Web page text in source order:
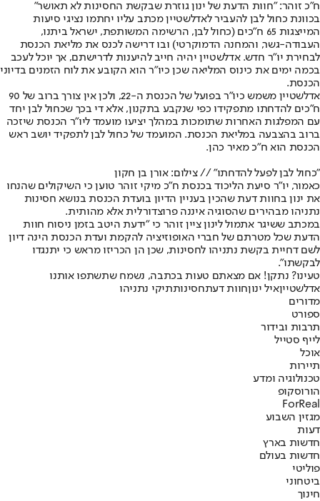
ח"כ זוהר: "חוות הדעת של ינון גוזרת שבקשת החסינות לא תאושר"
בכוונת כחול לבן להעביר לאדלשטיין מכתב עליו יחתמו נציגי סיעות
המייצגות 65 ח"כים (כחול לבן, הרשימה המשותפת, ישראל ביתנו,
העבודה-גשר, והמחנה הדמוקרטי) ובו דרישה לכנס את מליאת הכנסת
לבחירת יו"ר חדש. אדלשטיין יהיה חייב להיענות לדרישתם, אך יוכל לעכב
בכמה ימים את כינוס המליאה שכן כיו"ר הוא הקובע את לוח הזמנים בדיוני
הכנסת.
אדלשטיין משמש כיו"ר בפועל של הכנסת ה-22, ולכן אין צורך ברוב של 90
ח"כים להדחתו מתפקידו כפי שנקבע בתקנון, אלא די בכך שכחול לבן יחד
עם המפלגות האחרות שתומכות במהלך יציעו מועמד ליו"ר הכנסת שיזכה
ברוב בהצבעה במליאת הכנסת. המועמד של כחול לבן לתפקיד יושב ראש
הכנסת הוא ח"כ מאיר כהן.
"כחול לבן לפעל להדחתו" // צילום: אורן בן חקון
כאמור, יו"ר סיעת הליכוד בכנסת ח"כ מיקי זוהר טוען כי השיקולים שהנחו
את ינון בחוות דעת שהכין בעניין הדיון בועדת הכנסת בנושא חסינות
נתניהו מבהירים שהסוגיה איננה פרוצדורלית אלא מהותית.
במכתב ששיגר אתמול לינון ציין זוהר כי "ידעת היטב בזמן ניסוח חוות
הדעת שכל מטרתם של חברי האופוזיציה להקמת ועדת הכנסת הינה דיון
לשם דחיית בקשת נתניהו לחסינות, שכן הן הכריזו מראש כי יתנגדו
לבקשתו".
טעינו? נתקן! אם מצאתם טעות בכתבה, נשמח שתשתפו אותנו
אדלשטייןאיל ינוןחוות דעתחסינותתיקי נתניהו
מדורים
ספורט
תרבות ובידור
לייף סטייל
אוכל
תיירות
טכנולוגיה ומדע
הורוסקופ
ForReal
מגזין השבוע
דעות
חדשות בארץ
חדשות בעולם
פוליטי
ביטחוני
חינוך